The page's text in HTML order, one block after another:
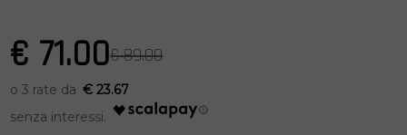
€ 71.00€ 89.00
€ 23.67